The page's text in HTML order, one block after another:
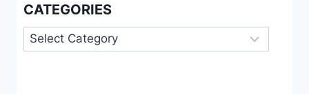
CATEGORIES
Categories